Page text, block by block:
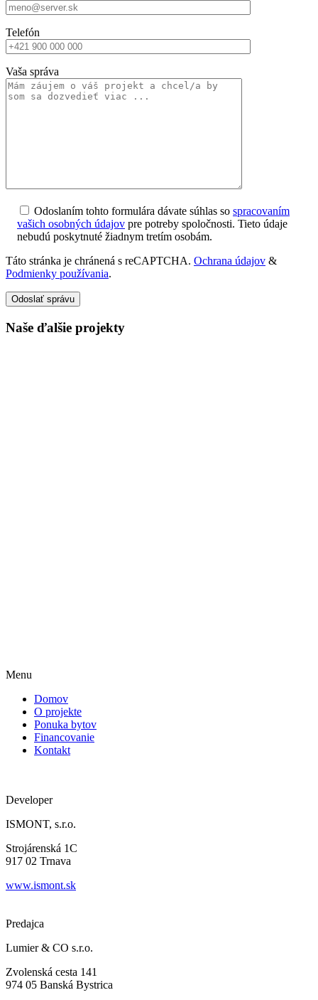
Telefón
Vaša správa
Odoslaním tohto formulára dávate súhlas so spracovaním
vašich osobných údajov pre potreby spoločnosti. Tieto údaje
nebudú poskytnuté žiadnym tretím osobám.
Táto stránka je chránená s reCAPTCHA. Ochrana údajov &
Podmienky používania.
Odoslať správu
Naše ďalšie projekty
Menu
Domov
O projekte
Ponuka bytov
Financovanie
Kontakt
Developer
ISMONT, s.r.o.
Strojárenská 1C
917 02 Trnava
www.ismont.sk
Predajca
Lumier & CO s.r.o.
Zvolenská cesta 141
974 05 Banská Bystrica